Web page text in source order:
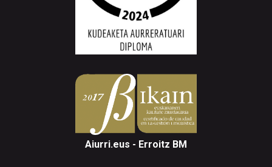
Aiurri.eus - Erroitz BM